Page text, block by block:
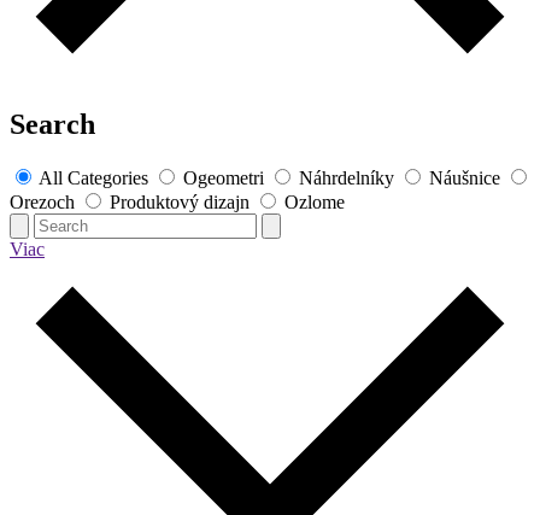
Search
All Categories Ogeometri Náhrdelníky
Náušnice
Orezoch
Produktový dizajn Ozlome
Viac